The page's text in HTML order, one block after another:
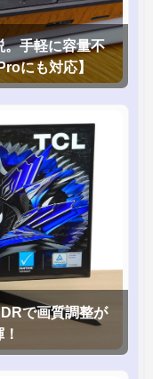
手軽に容量不
にも対応】
で画質調整が